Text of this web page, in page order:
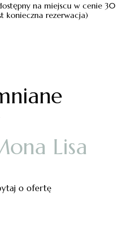
na miejscu w cenie 30
konieczna rezerwacja)
ona Lisa
o ofertę